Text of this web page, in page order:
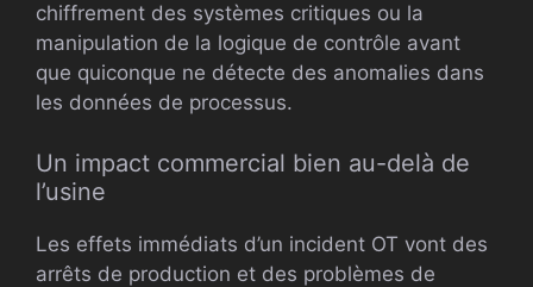
chiffrement des systèmes critiques ou la
manipulation de la logique de contrôle avant
que quiconque ne détecte des anomalies dans
les données de processus.
Un impact commercial bien au-delà de
l’usine
Les effets immédiats d’un incident OT vont des
arrêts de production et des problèmes de